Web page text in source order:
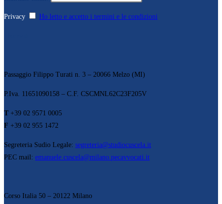
Privacy Ho letto e accetto i termini e le condizioni
Passaggio Filippo Turati n. 3 – 20066 Melzo (MI)
P.Iva. 11651090158 – C.F. CSCMNL62C23F205V
T +39 02 9571 0005
F +39 02 955 1472
Segreteria Sudio Legale: segreteria@studiocuscela.it
PEC mail: emanuele.cuscela@milano.pecavvocati.it
Corso Italia 50 – 20122 Milano